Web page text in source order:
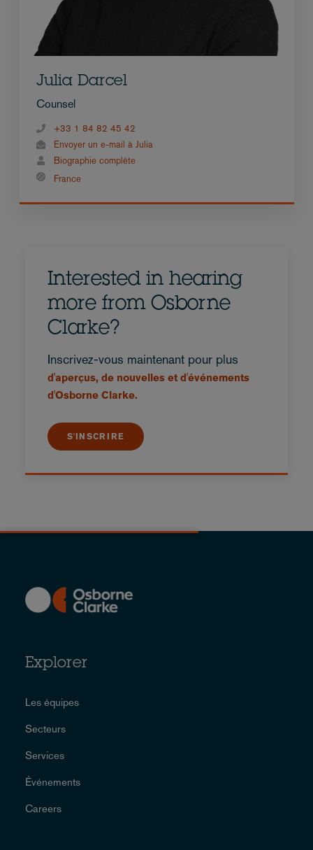
Julia Darcel
Counsel
+33 1 84 82 45 42
Envoyer un e-mail à Julia
Biographie complète
France
Interested in hearing
more from Osborne
Clarke?
Inscrivez-vous maintenant pour plus
d'aperçus, de nouvelles et d'événements
d'Osborne Clarke.
S'INSCRIRE
Explorer
Les équipes
Secteurs
Services
Événements
Careers